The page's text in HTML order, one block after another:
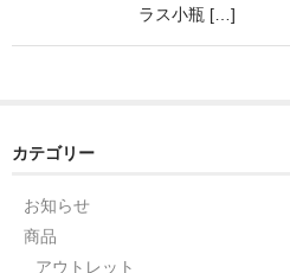
アウトレット
お問い合わせ
ラス小瓶 […]
カテゴリー
お知らせ
商品
アウトレット